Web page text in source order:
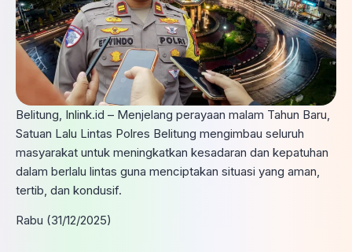
Belitung, Inlink.id – Menjelang perayaan malam Tahun Baru,
Satuan Lalu Lintas Polres Belitung mengimbau seluruh
masyarakat untuk meningkatkan kesadaran dan kepatuhan
dalam berlalu lintas guna menciptakan situasi yang aman,
tertib, dan kondusif.
Rabu (31/12/2025)